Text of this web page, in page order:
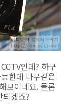
인데? 하구
한데 나무같은
보이네요. 물론
되겠죠?